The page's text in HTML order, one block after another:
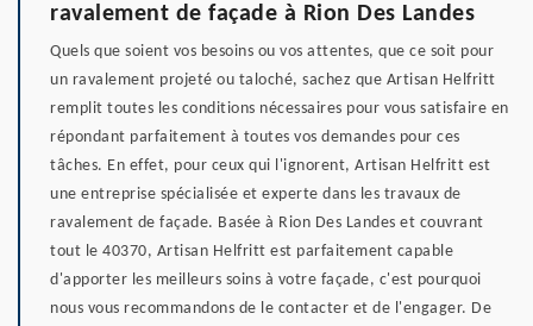
ravalement de façade à Rion Des Landes
Quels que soient vos besoins ou vos attentes, que ce soit pour
un ravalement projeté ou taloché, sachez que Artisan Helfritt
remplit toutes les conditions nécessaires pour vous satisfaire en
répondant parfaitement à toutes vos demandes pour ces
tâches. En effet, pour ceux qui l'ignorent, Artisan Helfritt est
une entreprise spécialisée et experte dans les travaux de
ravalement de façade. Basée à Rion Des Landes et couvrant
tout le 40370, Artisan Helfritt est parfaitement capable
d'apporter les meilleurs soins à votre façade, c'est pourquoi
nous vous recommandons de le contacter et de l'engager. De